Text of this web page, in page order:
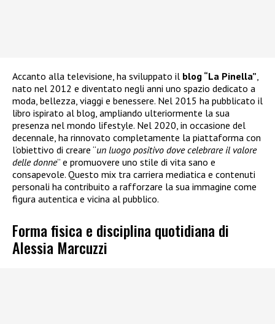
Accanto alla televisione, ha sviluppato il blog “La Pinella”,
nato nel 2012 e diventato negli anni uno spazio dedicato a
moda, bellezza, viaggi e benessere. Nel 2015 ha pubblicato il
libro ispirato al blog, ampliando ulteriormente la sua
presenza nel mondo lifestyle. Nel 2020, in occasione del
decennale, ha rinnovato completamente la piattaforma con
l’obiettivo di creare “un luogo positivo dove celebrare il valore
delle donne” e promuovere uno stile di vita sano e
consapevole. Questo mix tra carriera mediatica e contenuti
personali ha contribuito a rafforzare la sua immagine come
figura autentica e vicina al pubblico.
Forma fisica e disciplina quotidiana di
Alessia Marcuzzi